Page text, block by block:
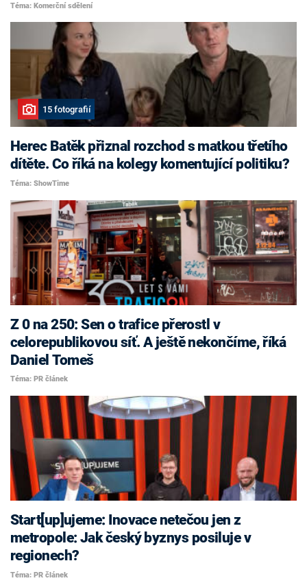
Téma: Komerční sdělení
15 fotografií
Herec Batěk přiznal rozchod s matkou třetího
dítěte. Co říká na kolegy komentující politiku?
Téma: ShowTime
Z 0 na 250: Sen o trafice přerostl v
celorepublikovou síť. A ještě nekončíme, říká
Daniel Tomeš
Téma: PR článek
Start[up]ujeme: Inovace netečou jen z
metropole: Jak český byznys posiluje v
regionech?
Téma: PR článek